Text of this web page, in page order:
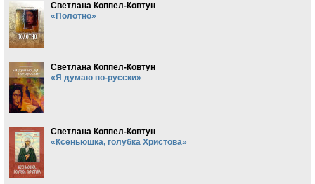
Светлана Коппел-Ковтун
«Полотно»
Светлана Коппел-Ковтун
«Я думаю по-русски»
Светлана Коппел-Ковтун
«Ксеньюшка, голубка Христова»